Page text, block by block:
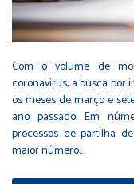
Com o volume de
coronavírus, a busca por
os meses de março e
ano passado. Em
processos de partilha
maior número…